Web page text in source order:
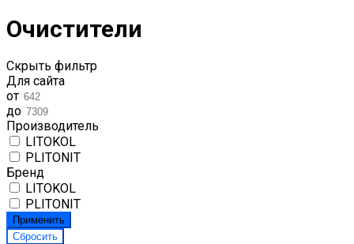
Очистители
Скрыть фильтр
Для сайта
от
до
Производитель
LITOKOL
PLITONIT
Бренд
LITOKOL
PLITONIT